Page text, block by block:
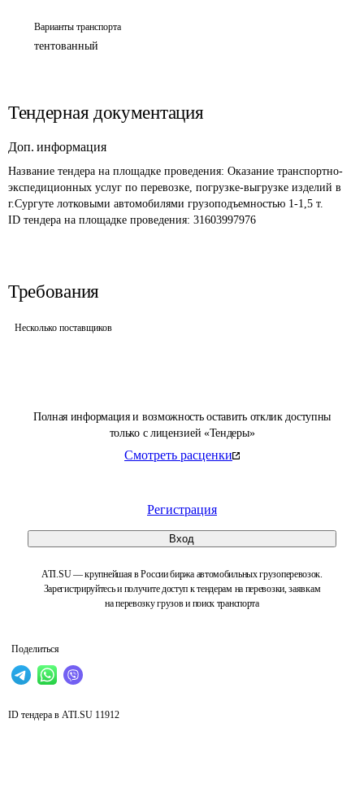
Полная информация и возможность оставить отклик доступны
только с лицензией «Тендеры»
Смотреть расценки
Регистрация
Вход
ATI.SU — крупнейшая в России биржа автомобильных грузоперевозок.
Зарегистрируйтесь и получите доступ к тендерам на перевозки, заявкам
на перевозку грузов и поиск транспорта
Поделиться
Варианты транспорта
тентованный
Тендерная документация
Доп. информация
Название тендера на площадке проведения: Оказание транспортно-
экспедиционных услуг по перевозке, погрузке-выгрузке изделий в
г.Сургуте лотковыми автомобилями грузоподъемностью 1-1,5 т.
ID тендера на площадке проведения: 31603997976
Требования
Несколько поставщиков
ID тендера в ATI.SU 11912